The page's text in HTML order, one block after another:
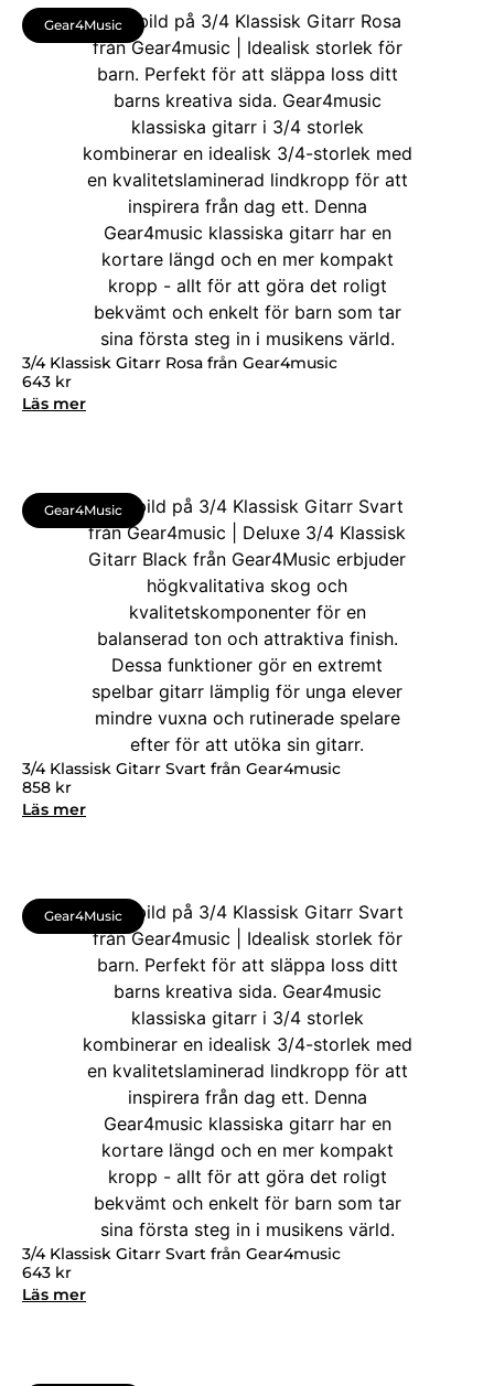
Gear4Music
3/4 Klassisk Gitarr Rosa från Gear4music
643 kr
Läs mer
Gear4Music
3/4 Klassisk Gitarr Svart från Gear4music
858 kr
Läs mer
Gear4Music
3/4 Klassisk Gitarr Svart från Gear4music
643 kr
Läs mer